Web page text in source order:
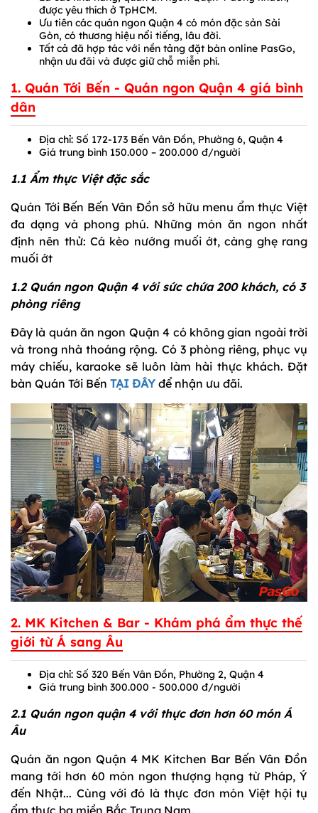
được yêu thích ở TpHCM.
Ưu tiên các quán ngon Quận 4 có món đặc sản Sài
Gòn, có thương hiệu nổi tiếng, lâu đời.
Tất cả đã hợp tác với nền tảng đặt bàn online PasGo,
nhận ưu đãi và được giữ chỗ miễn phí.
1. Quán Tới Bến - Quán ngon Quận 4 giá bình
dân
Địa chỉ: Số 172-173 Bến Vân Đồn, Phường 6, Quận 4
Giá trung bình 150.000 – 200.000 đ/người
1.1 Ẩm thực Việt đặc sắc
Quán Tới Bến Bến Vân Đồn sở hữu menu ẩm thực Việt
đa dạng và phong phú. Những món ăn ngon nhất
định nên thử: Cá kèo nướng muối ớt, càng ghẹ rang
muối ớt
1.2 Quán ngon Quận 4 với sức chứa 200 khách, có 3
phòng riêng
Đây là quán ăn ngon Quận 4 có không gian ngoài trời
và trong nhà thoáng rộng. Có 3 phòng riêng, phục vụ
máy chiếu, karaoke sẽ luôn làm hài thực khách. Đặt
bàn Quán Tới Bến TẠI ĐÂY để nhận ưu đãi.
2. MK Kitchen & Bar - Khám phá ẩm thực thế
giới từ Á sang Âu
Địa chỉ: Số 320 Bến Vân Đồn, Phường 2, Quận 4
Giá trung bình 300.000 - 500.000 đ/người
2.1 Quán ngon quận 4 với thực đơn hơn 60 món Á
Âu
Quán ăn ngon Quận 4 MK Kitchen Bar Bến Vân Đồn
mang tới hơn 60 món ngon thượng hạng từ Pháp, Ý
đến Nhật... Cùng với đó là thực đơn món Việt hội tụ
ẩm thực ba miền Bắc Trung Nam.